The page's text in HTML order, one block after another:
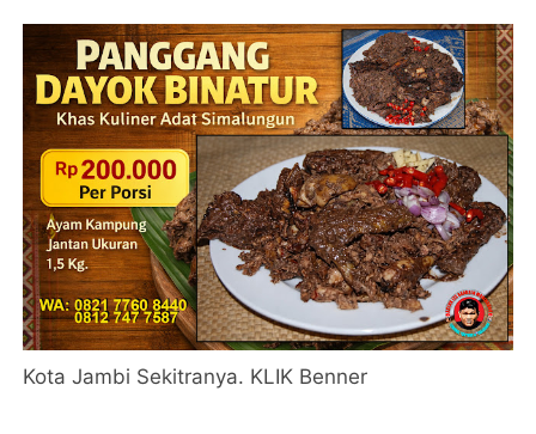
Kota Jambi Sekitranya. KLIK Benner